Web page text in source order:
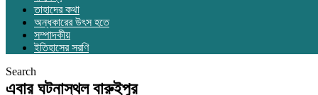
তাহাদের কথা
অন্ধকারের উৎস হতে
সম্পাদকীয়
ইতিহাসের সরণি
Search
এবার ঘটনাস্থল বারুইপুর